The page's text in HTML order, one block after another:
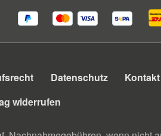
Datenschutz Kontakt
widerrufen